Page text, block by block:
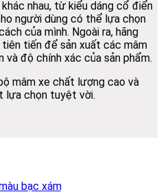
nhau, từ kiểu dáng cổ điển
người dùng có thể lựa chọn
của mình. Ngoài ra, hãng
tiến để sản xuất các mâm
và độ chính xác của sản phẩm.
mâm xe chất lượng cao và
lựa chọn tuyệt vời.